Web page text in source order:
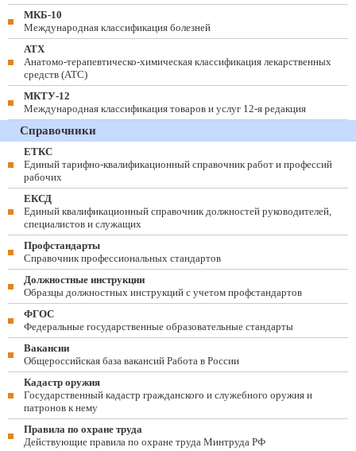
МКБ-10
Международная классификация болезней
АТХ
Анатомо-терапевтическо-химическая классификация лекарственных
средств (ATC)
МКТУ-12
Международная классификация товаров и услуг 12-я редакция
Справочники
ЕТКС
Единый тарифно-квалификационный справочник работ и профессий
рабочих
ЕКСД
Единый квалификационный справочник должностей руководителей,
специалистов и служащих
Профстандарты
Справочник профессиональных стандартов
Должностные инструкции
Образцы должностных инструкций с учетом профстандартов
ФГОС
Федеральные государственные образовательные стандарты
Вакансии
Общероссийская база вакансий Работа в России
Кадастр оружия
Государственный кадастр гражданского и служебного оружия и
патронов к нему
Правила по охране труда
Действующие правила по охране труда Минтруда РФ